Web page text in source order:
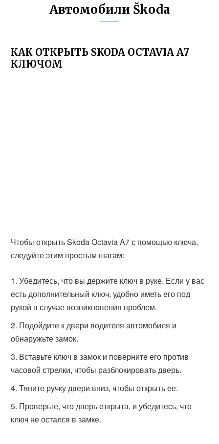
Автомобили Škoda
КАК ОТКРЫТЬ SKODA OCTAVIA A7
КЛЮЧОМ
Чтобы открыть Skoda Octavia A7 с помощью ключа,
следуйте этим простым шагам:
Убедитесь, что вы держите ключ в руке. Если у вас
есть дополнительный ключ, удобно иметь его под
рукой в случае возникновения проблем.
Подойдите к двери водителя автомобиля и
обнаружьте замок.
Вставьте ключ в замок и поверните его против
часовой стрелки, чтобы разблокировать дверь.
Тяните ручку двери вниз, чтобы открыть ее.
Проверьте, что дверь открыта, и убедитесь, что
ключ не остался в замке.